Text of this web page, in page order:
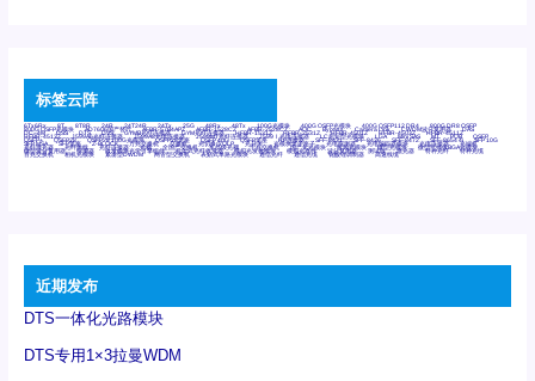
标签云阵
6Tx6Rx 8T 8T8R 24R 24T24R 24Tx 25G 48Rx 48Tx 100G光模块 400G OSFP光模块 400G QSFP112 DR4 800G DR8 OSFP
800G OSFP光模块 AD7606国产替代 AFBR-57B4APZ AFBR-1528CZ AFBR-2528CZ AOC Bypass Camera Link CWDM波分复用器 DAS
DC~4M DSS DTS DVS GYMB光纤连接器 GYM光纤连接器 HFBR-1531Z HFBR-2531Z HFBR-4501Z HFBR-4503Z HFBR-4511Z
HFBR-4513Z J599A6光纤连接器 J599A8光电连接器 J599MT光纤连接器 J599Ⅰ光电连接器 LC超短型光模块 LGA Mini SAS MT POB QSFP
QSFP+ QSFP28 QSFP28 100G光模块 QSFP28笼座 QSFP 40G QSFP笼座 RP连接器 SFF-8431 SFF-8436 SFF-8472 SFF-8654 4i SFP 10G
SFP MSA SFP笼座 Z-BLOCK 万兆交换机 交换机 光切换仪OLP 光开关 光模块笼子座子 光电探测器 光电编码器模块 光电连接器 光端机
光纤激光器 光纤跳线 光纤连接器 光耦 全国产交换机 军品级光耦 千兆交换机 国产化光模块 射频光模块 微型光模块 微型可插拔BGA光模块
微型波分复用器 探测器 收发模块光学引擎组件 机架式光纤收发器 模拟光发射模块 模拟光器件 波分复用器 测试版 激光器 特种光纤 特种光缆
百兆交换机 相机光模块 紧凑型DWDM 网管型交换机 表贴式单路光模块 通信光纤 通信光缆 铌酸锂调制器 高速线缆
近期发布
DTS一体化光路模块
DTS专用1×3拉曼WDM